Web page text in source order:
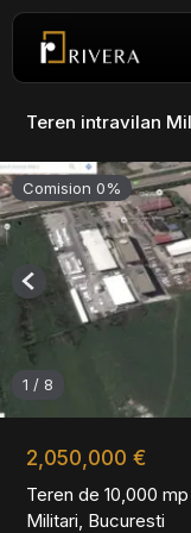
Teren intravilan
2,050,000 €
Teren de 10,000
Militari, Bucuresti
Comision 0%
1 / 8
Previous